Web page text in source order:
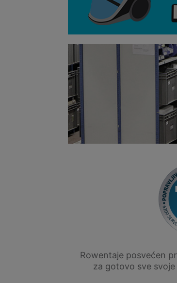
Rowentaje posvećen
za gotovo sve